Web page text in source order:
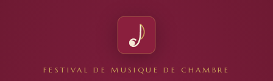
FESTIVAL DE MUSIQUE DE CHAMBRE